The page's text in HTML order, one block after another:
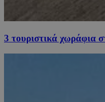
3 τουριστικά χωράφια